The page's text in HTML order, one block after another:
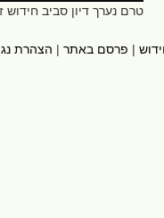
טרם נערך דיון סביב חידוש
| פרסם באתר | הצהרת